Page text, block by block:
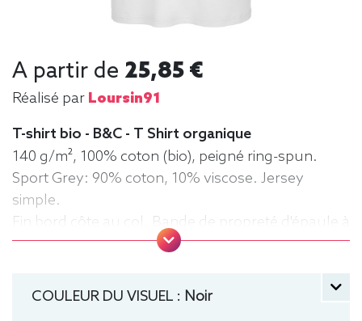
A partir de 25,85 €
Réalisé par Loursin91
T-shirt bio - B&C - T Shirt organique
140 g/m², 100% coton (bio), peigné ring-spun.
Sport Grey: 90% coton, 10% viscose. Jersey
simple.
Fin bord côte au col. Bande de propreté d'épaule à
épaule.
latérales.
COULEUR DU VISUEL : Noir